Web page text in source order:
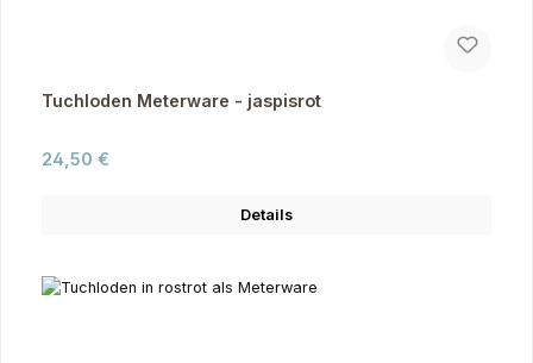
Tuchloden Meterware - jaspisrot
Regulärer Preis:
24,50 €
Details